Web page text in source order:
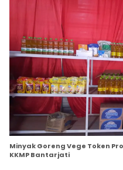
Minyak Goreng Vege Token
KKMP Bantarjati